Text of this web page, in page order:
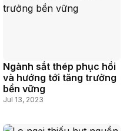
Ngành sắt thép phục hồi
và hướng tới tăng trưởng
bền vững
Jul 13, 2023